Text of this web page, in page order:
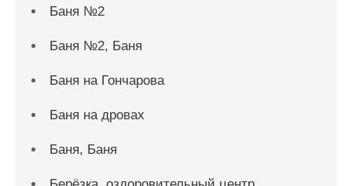
Баня №2
Баня №2, Баня
Баня на Гончарова
Баня на дровах
Баня, Баня